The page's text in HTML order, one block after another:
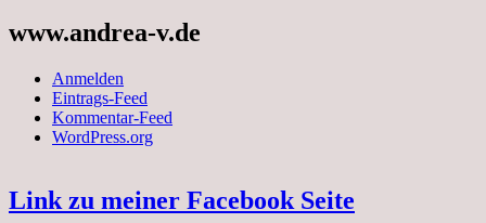
www.andrea-v.de
Anmelden
Eintrags-Feed
Kommentar-Feed
WordPress.org
Link zu meiner Facebook Seite